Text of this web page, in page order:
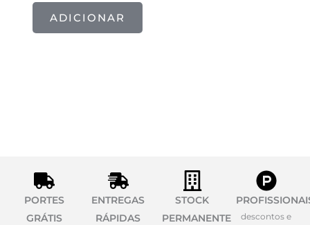
ADICIONAR
PORTES
GRÁTIS
ENTREGAS
RÁPIDAS
STOCK
PERMANENTE
descontos e